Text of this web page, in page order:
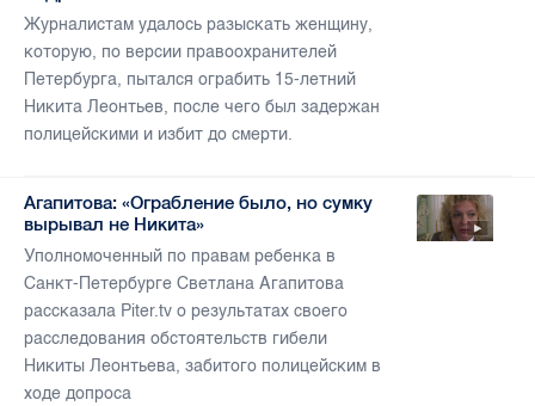
Журналистам удалось разыскать женщину,
которую, по версии правоохранителей
Петербурга, пытался ограбить 15-летний
Никита Леонтьев, после чего был задержан
полицейскими и избит до смерти.
Агапитова: «Ограбление было, но сумку
вырывал не Никита»
Уполномоченный по правам ребенка в
Санкт-Петербурге Светлана Агапитова
рассказала Piter.tv о результатах своего
расследования обстоятельств гибели
Никиты Леонтьева, забитого полицейским в
ходе допроса